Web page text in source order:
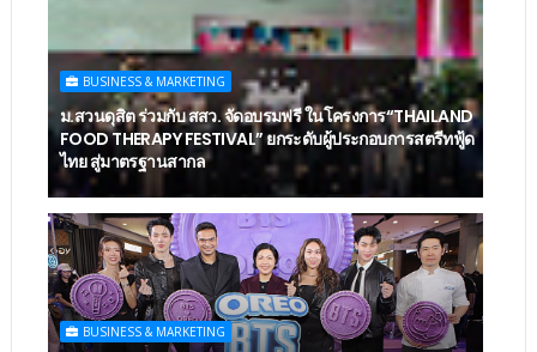
BUSINESS & MARKETING
ม.สวนดุสิต ร่วมกับ สสว. จัดอบรมฟรี ในโครงการ“THAILAND
FOOD THERAPY FESTIVAL” ยกระดับผู้ประกอบการสตรีทฟู้ด
ไทย สู่มาตรฐานสากล
BUSINESS & MARKETING